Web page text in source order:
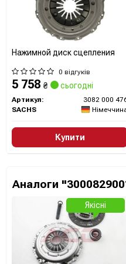
Нажимной диск сцепления
0 відгуків
5 758 ₴ сьогодні
Артикул:
3082 000
SACHS
Купити
Аналоги
Якісні